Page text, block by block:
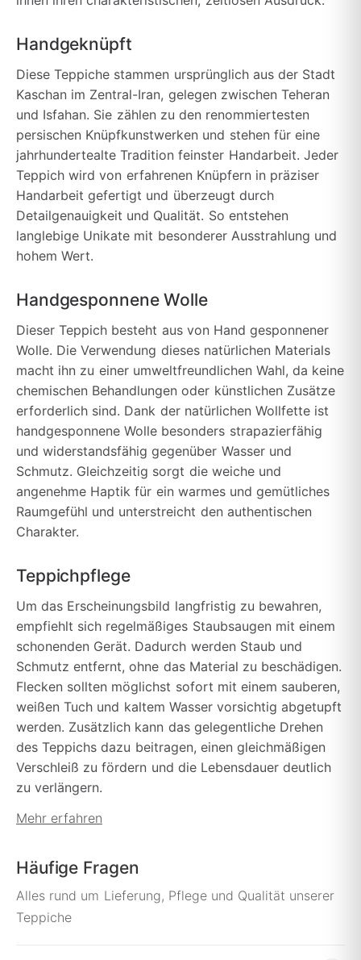
Handgeknüpft
Diese Teppiche stammen ursprünglich aus der Stadt
Kaschan im Zentral-Iran, gelegen zwischen Teheran
und Isfahan. Sie zählen zu den renommiertesten
persischen Knüpfkunstwerken und stehen für eine
jahrhundertealte Tradition feinster Handarbeit. Jeder
Teppich wird von erfahrenen Knüpfern in präziser
Handarbeit gefertigt und überzeugt durch
Detailgenauigkeit und Qualität. So entstehen
langlebige Unikate mit besonderer Ausstrahlung und
hohem Wert.
Handgesponnene Wolle
Dieser Teppich besteht aus von Hand gesponnener
Wolle. Die Verwendung dieses natürlichen Materials
macht ihn zu einer umweltfreundlichen Wahl, da keine
chemischen Behandlungen oder künstlichen Zusätze
erforderlich sind. Dank der natürlichen Wollfette ist
handgesponnene Wolle besonders strapazierfähig
und widerstandsfähig gegenüber Wasser und
Schmutz. Gleichzeitig sorgt die weiche und
angenehme Haptik für ein warmes und gemütliches
Raumgefühl und unterstreicht den authentischen
Charakter.
Teppichpflege
Um das Erscheinungsbild langfristig zu bewahren,
empfiehlt sich regelmäßiges Staubsaugen mit einem
schonenden Gerät. Dadurch werden Staub und
Schmutz entfernt, ohne das Material zu beschädigen.
Flecken sollten möglichst sofort mit einem sauberen,
weißen Tuch und kaltem Wasser vorsichtig abgetupft
werden. Zusätzlich kann das gelegentliche Drehen
des Teppichs dazu beitragen, einen gleichmäßigen
Verschleiß zu fördern und die Lebensdauer deutlich
zu verlängern.
Mehr erfahren
Häufige Fragen
Alles rund um Lieferung, Pflege und Qualität unserer
Teppiche